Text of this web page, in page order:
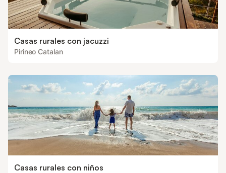
Casas rurales con jacuzzi
Pirineo Catalan
Casas rurales con niños